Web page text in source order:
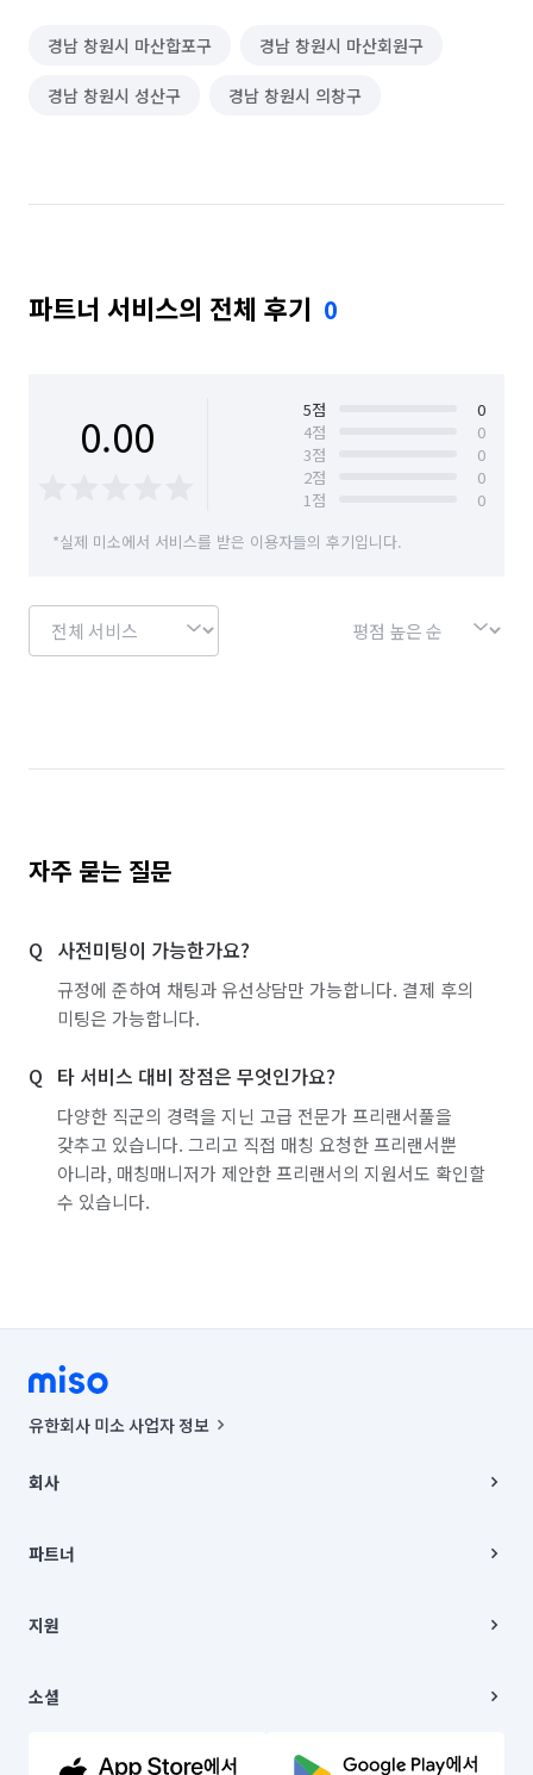
경남 창원시 마산합포구 경남 창원시 마산회원구
경남 창원시 성산구 경남 창원시 의창구
파트너 서비스의 전체 후기 0
0.00 5점
0
4점
0
3점
0
2점
0
1점
0
*실제 미소에서 서비스를 받은 이용자들의 후기입니다.
자주 묻는 질문
사전미팅이 가능한가요?
규정에 준하여 채팅과 유선상담만 가능합니다. 결제 후의
미팅은 가능합니다.
타 서비스 대비 장점은 무엇인가요?
다양한 직군의 경력을 지닌 고급 전문가 프리랜서풀을
갖추고 있습니다. 그리고 직접 매칭 요청한 프리랜서뿐
아니라, 매칭매니저가 제안한 프리랜서의 지원서도 확인할
수 있습니다.
유한회사 미소 사업자 정보
00019 |
주소 | 본사: 서울특별시 종로구 율곡로 6(중학동, 트윈트리빌딩) B동 5층
컨택센터 : 서울특별시 종로구 수송동 율곡로 24, 7층, 8층 미소
상품, 상품정보, 거래에 관한 의무와 책임은 거래당사자에게 있습니다.
언론 보도 관련 문의:
© 유한회사 미소. Miso, Inc. All Rights Reserved.
회사
채용
파트너
이사
지원
이용약관
문의하기
소셜
유튜브